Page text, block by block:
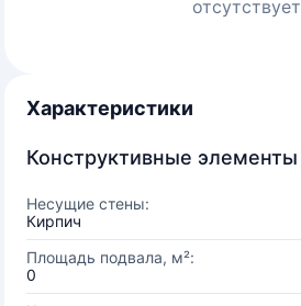
отсутствует
Характеристики
Конструктивные элементы
Несущие стены:
Кирпич
Площадь подвала, м²:
0